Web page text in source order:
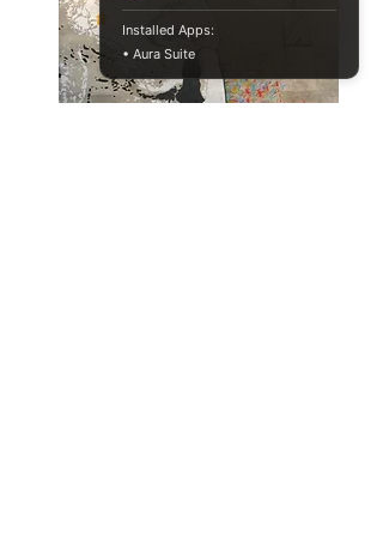
Installed Apps:
• Aura Suite